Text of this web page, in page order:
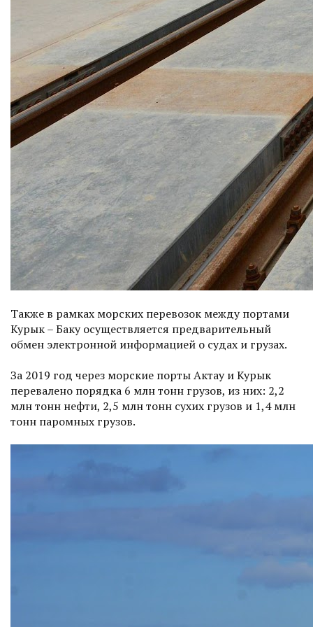
Также в рамках морских перевозок между портами
Курык – Баку осуществляется предварительный
обмен электронной информацией о судах и грузах.
За 2019 год через морские порты Актау и Курык
перевалено порядка 6 млн тонн грузов, из них: 2,2
млн тонн нефти, 2,5 млн тонн сухих грузов и 1,4 млн
тонн паромных грузов.